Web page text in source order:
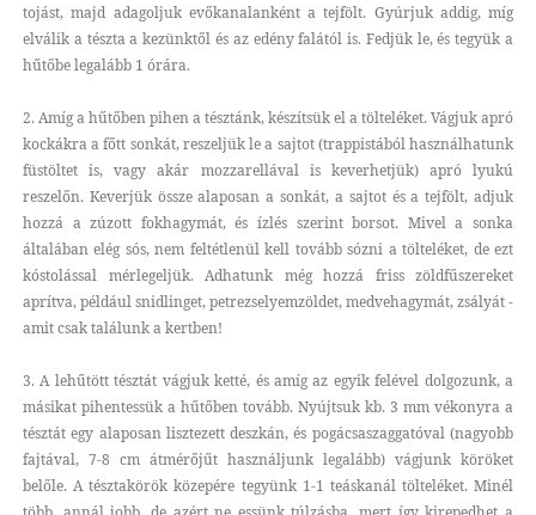
tojást, majd adagoljuk evőkanalanként a tejfölt. Gyúrjuk addig, míg
elválik a tészta a kezünktől és az edény falától is. Fedjük le, és tegyük a
hűtőbe legalább 1 órára.
2. Amíg a hűtőben pihen a tésztánk, készítsük el a tölteléket. Vágjuk apró
kockákra a főtt sonkát, reszeljük le a sajtot (trappistából használhatunk
füstöltet is, vagy akár mozzarellával is keverhetjük) apró lyukú
reszelőn. Keverjük össze alaposan a sonkát, a sajtot és a tejfölt, adjuk
hozzá a zúzott fokhagymát, és ízlés szerint borsot. Mivel a sonka
általában elég sós, nem feltétlenül kell tovább sózni a tölteléket, de ezt
kóstolással mérlegeljük. Adhatunk még hozzá friss zöldfűszereket
aprítva, például snidlinget, petrezselyemzöldet, medvehagymát, zsályát -
amit csak találunk a kertben!
3. A lehűtött tésztát vágjuk ketté, és amíg az egyik felével dolgozunk, a
másikat pihentessük a hűtőben tovább. Nyújtsuk kb. 3 mm vékonyra a
tésztát egy alaposan lisztezett deszkán, és pogácsaszaggatóval (nagyobb
fajtával, 7-8 cm átmérőjűt használjunk legalább) vágjunk köröket
belőle. A tésztakörök közepére tegyünk 1-1 teáskanál tölteléket. Minél